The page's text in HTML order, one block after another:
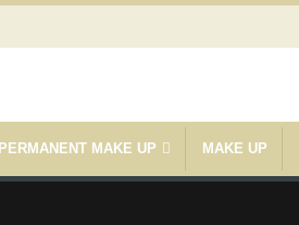
PERMANENT MAKE UP MAKE UP